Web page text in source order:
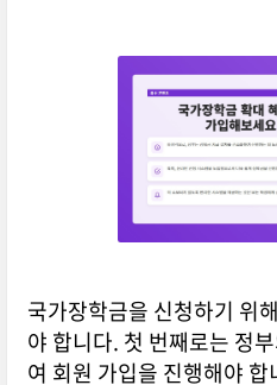
국가장학금을 신청하기 위
야 합니다. 첫 번째로는 정
여 회원 가입을 진행해야